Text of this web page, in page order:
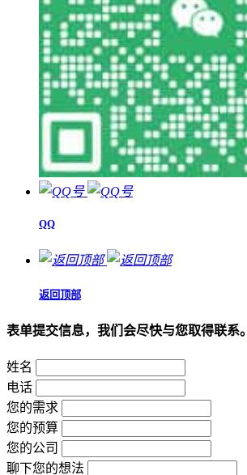
QQ
返回顶部
表单提交信息，我们会尽快与您取得联系。
姓名
电话
您的需求
您的预算
您的公司
聊下您的想法